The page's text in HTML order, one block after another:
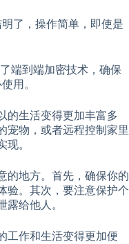
了，操作简单，即使是
端到端加密技术，确保
用。
的生活变得更加丰富多
宠物，或者远程控制家里
现。
的地方。首先，确保你的
验。其次，要注意保护个
露给他人。
工作和生活变得更加便